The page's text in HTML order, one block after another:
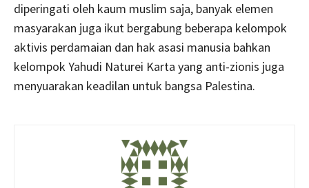
diperingati oleh kaum muslim saja, banyak elemen
masyarakan juga ikut bergabung beberapa kelompok
aktivis perdamaian dan hak asasi manusia bahkan
kelompok Yahudi Naturei Karta yang anti-zionis juga
menyuarakan keadilan untuk bangsa Palestina.